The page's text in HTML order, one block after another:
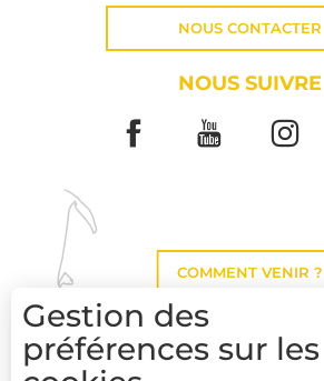
NOUS CONTACTER
NOUS SUIVRE
COMMENT VENIR ?
Gestion des
préférences sur les